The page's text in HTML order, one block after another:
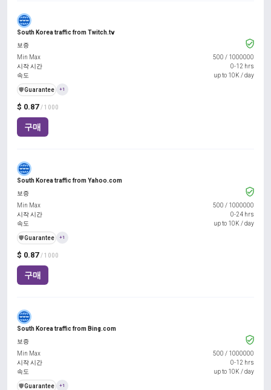
South Korea traffic from Twitch.tv
$ 0.87 / 1000
구매
보증
Min Max
500 / 1000000
시작 시간
0-12 hrs
속도
up to 10K / day
️🛡️Guarantee +1
South Korea traffic from Yahoo.com
$ 0.87 / 1000
구매
보증
Min Max
500 / 1000000
시작 시간
0-24 hrs
속도
up to 10K / day
️🛡️Guarantee +1
South Korea traffic from Bing.com
보증
Min Max
500 / 1000000
시작 시간
0-12 hrs
속도
up to 10K / day
️🛡️Guarantee +1